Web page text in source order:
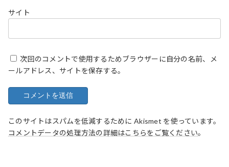
サイト
次回のコメントで使用するためブラウザーに自分の名前、メ
ールアドレス、サイトを保存する。
このサイトはスパムを低減するために Akismet を使っています。
コメントデータの処理方法の詳細はこちらをご覧ください。